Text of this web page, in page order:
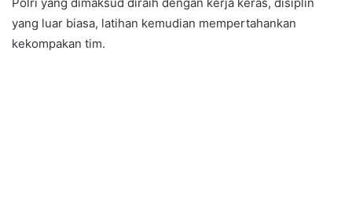
Polri yang dimaksud diraih dengan kerja keras, disiplin
yang luar biasa, latihan kemudian mempertahankan
kekompakan tim.